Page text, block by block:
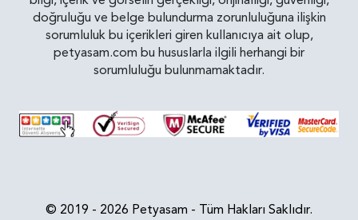
doğruluğu ve belge bulundurma zorunluluğuna ilişkin
sorumluluk bu içerikleri giren kullanıcıya ait olup,
petyasam.com bu hususlarla ilgili herhangi bir
sorumluluğu bulunmamaktadır.
© 2019 - 2026 Petyasam - Tüm Hakları Saklıdır.